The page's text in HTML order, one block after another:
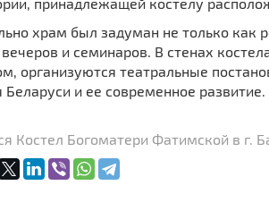
храм был задуман не только как
вечеров и семинаров. В стенах
организуются театральные
Беларуси и ее современное развитие.
Костел Богоматери Фатимской в г.